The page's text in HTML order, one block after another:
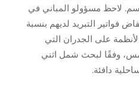
لاحظ مسؤولو المباني في
فواتير التبريد لديهم بنسبة
الأنظمة على الجدران التي
وفقًا لبحث شمل اثني
دافئة.